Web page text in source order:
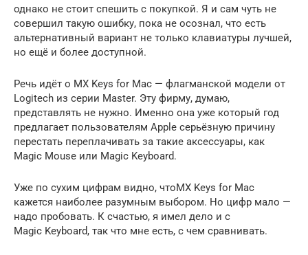
однако не стоит спешить с покупкой. Я и сам чуть не
совершил такую ошибку, пока не осознал, что есть
альтернативный вариант не только клавиатуры лучшей,
но ещё и более доступной.
Речь идёт о MX Keys for Mac — флагманской модели от
Logitech из серии Master. Эту фирму, думаю,
представлять не нужно. Именно она уже который год
предлагает пользователям Apple серьёзную причину
перестать переплачивать за такие аксессуары, как
Magic Mouse или Magic Keyboard.
Уже по сухим цифрам видно, чтоMX Keys for Mac
кажется наиболее разумным выбором. Но цифр мало —
надо пробовать. К счастью, я имел дело и с
Magic Keyboard, так что мне есть, с чем сравнивать.